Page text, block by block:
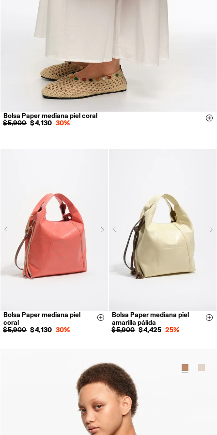
Bolsa Paper mediana piel coral
$ 5,900 $ 4,130 30%
Previous Next
Bolsa Paper mediana piel
coral
$ 5,900 $ 4,130 30%
Size & Add
Previous
Bolsa Paper mediana piel
amarilla pálida
$ 5,900 $ 4,425 25%